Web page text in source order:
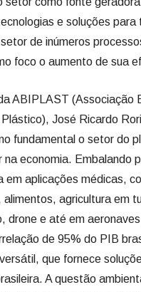
e soluções para
de inúmeros
foco o aumento de sua
ABIPLAST (Associação
Plástico), José Ricardo
fundamental o setor do
na economia. Embalando
em aplicações médicas,
alimentos, agricultura em
drone e até em
de 95% do PIB
que fornece
A questão